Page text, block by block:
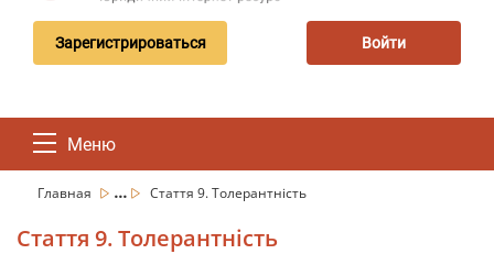
Зарегистрироваться Войти
Меню
Главная ... Стаття 9. Толерантність
Стаття 9. Толерантність